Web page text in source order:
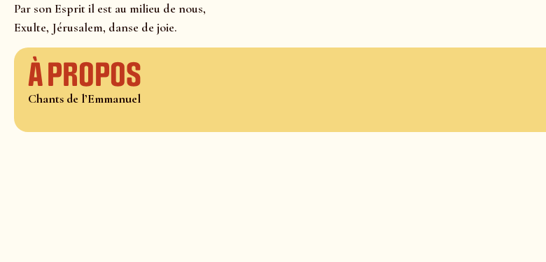
Par son Esprit il est au milieu de nous,
Exulte, Jérusalem, danse de joie.
À propos
Chants de l’Emmanuel